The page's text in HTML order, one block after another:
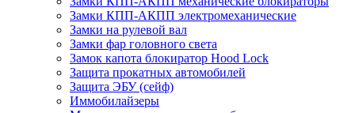
Замки КПП-АКПП электромеханические
Замки на рулевой вал
Замки фар головного света
Замок капота блокиратор Hood Lock
Защита прокатных автомобилей
Защита ЭБУ (сейф)
Иммобилайзеры